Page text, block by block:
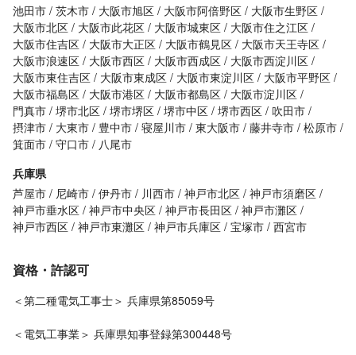
池田市 茨木市 大阪市旭区 大阪市阿倍野区
大阪市生野区
大阪市北区
大阪市此花区 大阪市城東区
大阪市住之江区
大阪市住吉区
大阪市大正区 大阪市鶴見区
大阪市天王寺区
大阪市浪速区
大阪市西区 大阪市西成区
大阪市西淀川区
大阪市東住吉区
大阪市東成区 大阪市東淀川区
大阪市平野区
大阪市福島区
大阪市港区 大阪市都島区
大阪市淀川区
門真市 堺市北区 堺市堺区 堺市中区 堺市西区
吹田市
摂津市
大東市 豊中市 寝屋川市 東大阪市 藤井寺市 松原市
箕面市 守口市
八尾市
兵庫県
芦屋市
尼崎市 伊丹市 川西市 神戸市北区 神戸市須磨区
神戸市垂水区 神戸市中央区 神戸市長田区 神戸市灘区
神戸市西区 神戸市東灘区 神戸市兵庫区 宝塚市 西宮市
資格・許認可
＜第二種電気工事士＞ 兵庫県第85059号
＜電気工事業＞ 兵庫県知事登録第300448号